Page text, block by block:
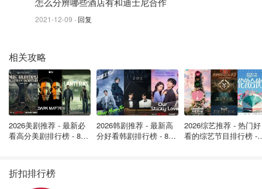
2. Magic Kingdom
3. Animal Kingdom
2021-12-09 · 回复
相关攻略
2026美剧推荐 - 最新必
看高分美剧排行榜 - 8月
2026韩剧推荐 - 最新高
分好看韩剧排行榜 - 8月
2026综艺推荐 - 热门好
看的综艺节目排行榜 -
折扣排行榜